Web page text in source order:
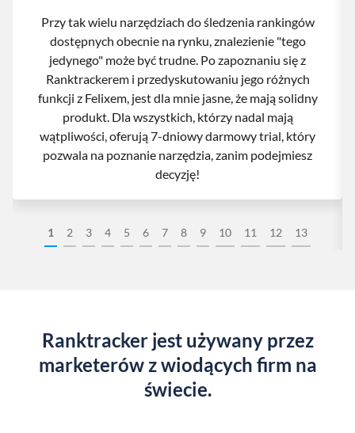
1 2 3 4 5 6 7 8 9 10 11 12 13
Przy tak wielu narzędziach do śledzenia rankingów
dostępnych obecnie na rynku, znalezienie "tego
jedynego" może być trudne. Po zapoznaniu się z
Ranktrackerem i przedyskutowaniu jego różnych
funkcji z Felixem, jest dla mnie jasne, że mają solidny
produkt. Dla wszystkich, którzy nadal mają
wątpliwości, oferują 7-dniowy darmowy trial, który
pozwala na poznanie narzędzia, zanim podejmiesz
decyzję!
Ranktracker jest używany przez
marketerów z wiodących firm na
świecie.